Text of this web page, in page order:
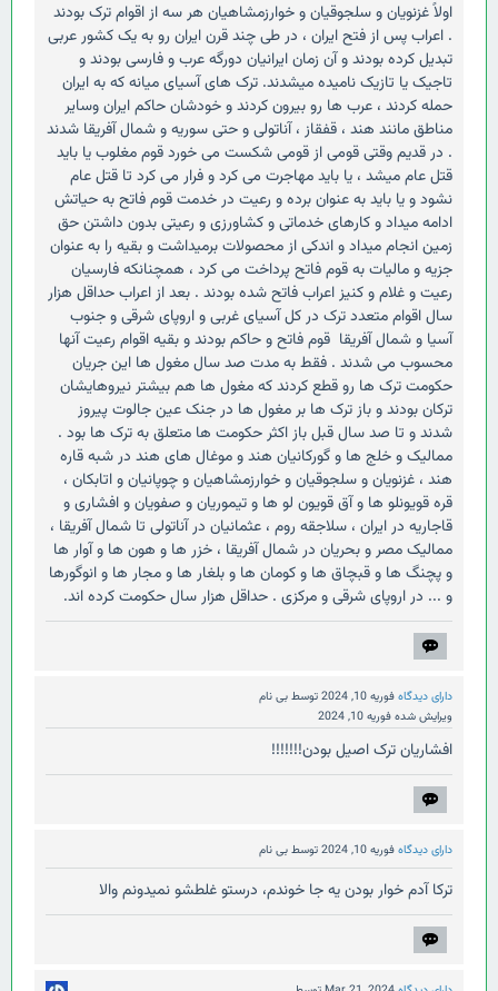
اولاً غزنویان و سلجوقیان و خوارزمشاهیان هر سه از اقوام ترک بودند
. اعراب پس از فتح ایران ، در طی چند قرن ایران رو به یک کشور عربی
تبدیل کرده بودند و آن زمان ایرانیان دورگه عرب و فارسی بودند و
تاجیک یا تازیک نامیده میشدند. ترک های آسیای میانه که به ایران
حمله کردند ، عرب ها رو بیرون کردند و خودشان حاکم ایران وسایر
مناطق مانند هند ، قفقاز ، آناتولی و حتی سوریه و شمال آفریقا شدند
. در قدیم وقتی قومی از قومی شکست می خورد قوم مغلوب یا باید
قتل عام میشد ، یا باید مهاجرت می کرد و فرار می کرد تا قتل عام
نشود و یا باید به عنوان برده و رعیت در خدمت قوم فاتح به حیاتش
ادامه میداد و کارهای خدماتی و کشاورزی و رعیتی بدون داشتن حق
زمین انجام میداد و اندکی از محصولات برمیداشت و بقیه را به عنوان
جزیه و مالیات به قوم فاتح پرداخت می کرد ، همچنانکه فارسیان
رعیت و غلام و کنیز اعراب فاتح شده بودند . بعد از اعراب حداقل هزار
سال اقوام متعدد ترک در کل آسیای غربی و اروپای شرقی و جنوب
آسیا و شمال آفریقا قوم فاتح و حاکم بودند و بقیه اقوام رعیت آنها
محسوب می شدند . فقط به مدت صد سال مغول ها این جریان
حکومت ترک ها رو قطع کردند که مغول ها هم بیشتر نیروهایشان
ترکان بودند و باز ترک ها بر مغول ها در جنک عین جالوت پیروز
شدند و تا صد سال قبل باز اکثر حکومت ها متعلق به ترک ها بود .
ممالیک و خلج ها و گورکانیان هند و موغال های هند در شبه قاره
هند ، غزنویان و سلجوقیان و خوارزمشاهیان و چوپانیان و اتابکان ،
قره قویونلو ها و آق قویون لو ها و تیموریان و صفویان و افشاری و
قاجاریه در ایران ، سلاجقه روم ، عثمانیان در آناتولی تا شمال آفریقا ،
ممالیک مصر و بحریان در شمال آفریقا ، خزر ها و هون ها و آوار ها
و پچنگ ها و قبچاق ها و کومان ها و بلغار ها و مجار ها و انوگورها
و ... در اروپای شرقی و مرکزی . حداقل هزار سال حکومت کرده اند.
دارای دیدگاهفوریه 10, 2024 توسطبی نام
ویرایش شدهفوریه 10, 2024
افشاریان ترک اصیل بودن!!!!!!!
دارای دیدگاهفوریه 10, 2024 توسطبی نام
ترکا آدم خوار بودن یه جا خوندم، درستو غلطشو نمیدونم والا